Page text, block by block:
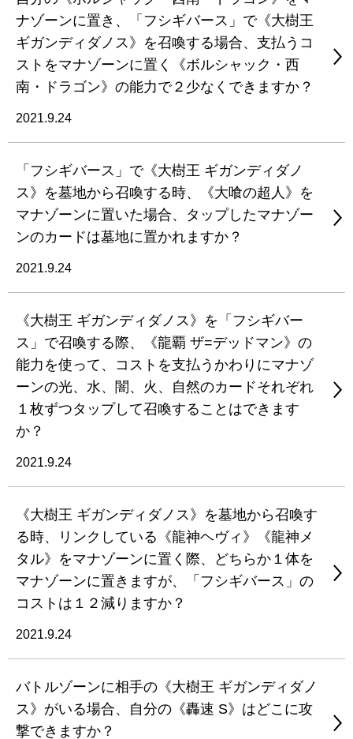
ナゾーンに置き、「フシギバース」で《大樹王
ギガンディダノス》を召喚する場合、支払うコ
ストをマナゾーンに置く《ボルシャック・西
南・ドラゴン》の能力で２少なくできますか？
2021.9.24
「フシギバース」で《大樹王 ギガンディダノ
ス》を墓地から召喚する時、《大喰の超人》を
マナゾーンに置いた場合、タップしたマナゾー
ンのカードは墓地に置かれますか？
2021.9.24
《大樹王 ギガンディダノス》を「フシギバー
ス」で召喚する際、《龍覇 ザ=デッドマン》の
能力を使って、コストを支払うかわりにマナゾ
ーンの光、水、闇、火、自然のカードそれぞれ
１枚ずつタップして召喚することはできます
か？
2021.9.24
《大樹王 ギガンディダノス》を墓地から召喚す
る時、リンクしている《龍神ヘヴィ》《龍神メ
タル》をマナゾーンに置く際、どちらか１体を
マナゾーンに置きますが、「フシギバース」の
コストは１２減りますか？
2021.9.24
バトルゾーンに相手の《大樹王 ギガンディダノ
ス》がいる場合、自分の《轟速 S》はどこに攻
撃できますか？